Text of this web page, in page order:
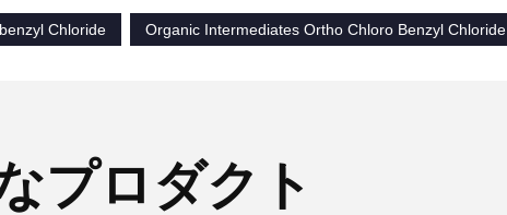
Chloride Organic Intermediates Ortho Chloro Benzyl Chloride
プロダクト